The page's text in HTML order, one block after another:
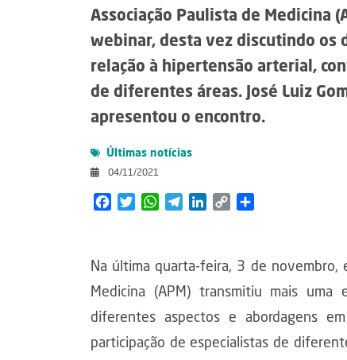
Associação Paulista de Medicina
webinar, desta vez discutindo os
relação à hipertensão arterial,
de diferentes áreas. José Luiz
apresentou o encontro.
Últimas notícias
04/11/2021
FacebookTwitterWhatsAppTelegramLinkedIn
Copy
Na última quarta-feira, 3 de novembro,
Medicina (APM) transmitiu mais
diferentes aspectos e abordagens
participação de especialistas de